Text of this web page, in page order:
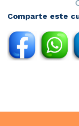
Comparte este